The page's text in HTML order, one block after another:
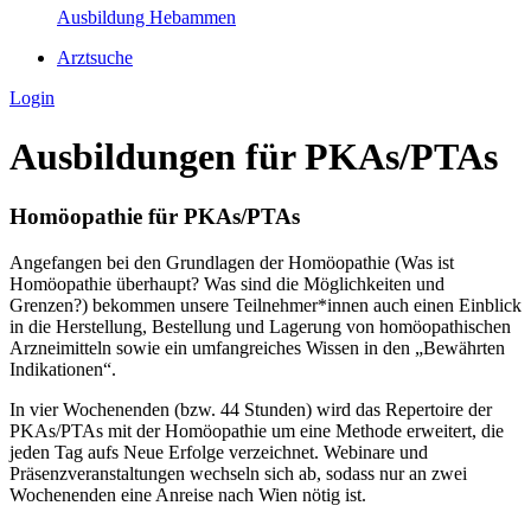
Ausbildung Hebammen
Arztsuche
Login
Ausbildungen für PKAs/PTAs
Homöopathie für PKAs/PTAs
Angefangen bei den Grundlagen der Homöopathie (Was ist
Homöopathie überhaupt? Was sind die Möglichkeiten und
Grenzen?) bekommen unsere Teilnehmer*innen auch einen Einblick
in die Herstellung, Bestellung und Lagerung von homöopathischen
Arzneimitteln sowie ein umfangreiches Wissen in den „Bewährten
Indikationen“.
In vier Wochenenden (bzw. 44 Stunden) wird das Repertoire der
PKAs/PTAs mit der Homöopathie um eine Methode erweitert, die
jeden Tag aufs Neue Erfolge verzeichnet. Webinare und
Präsenzveranstaltungen wechseln sich ab, sodass nur an zwei
Wochenenden eine Anreise nach Wien nötig ist.